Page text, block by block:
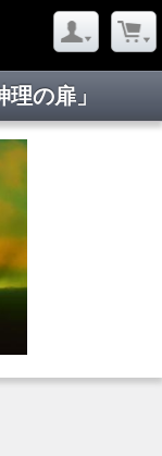
理の扉」